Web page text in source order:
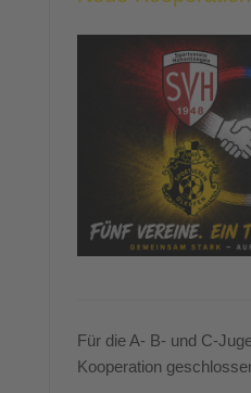
Für die A- B- und C-
Kooperation